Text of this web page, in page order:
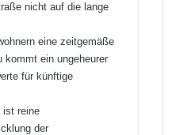
nicht auf die lange
eine zeitgemäße
kommt ein ungeheurer
für künftige
ist reine
der